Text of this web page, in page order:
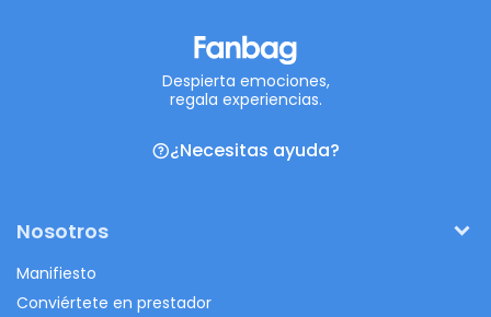
Despierta emociones,
regala experiencias.
¿Necesitas ayuda?
Nosotros
Manifiesto
Conviértete en prestador